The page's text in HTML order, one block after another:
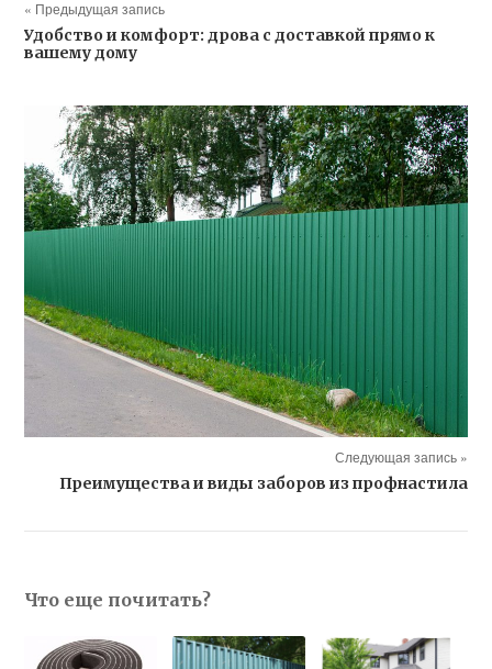
« Предыдущая запись
Удобство и комфорт: дрова с доставкой прямо к
вашему дому
Следующая запись »
Преимущества и виды заборов из профнастила
Что еще почитать?